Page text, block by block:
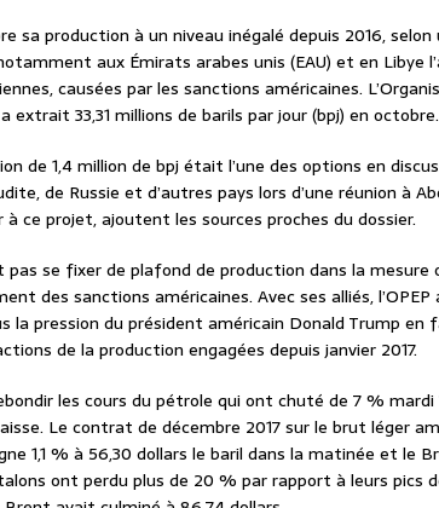
sa production à un niveau inégalé depuis 2016,
aux Émirats arabes unis (EAU) et en Libye
causées par les sanctions américaines.
33,31 millions de barils par jour (bpj) en octobre.
de 1,4 million de bpj était l’une des options en
de Russie et d’autres pays lors d’une réunion à
à ce projet, ajoutent les sources proches du dossier.
pas se fixer de plafond de production dans la mesure
des sanctions américaines. Avec ses alliés, l’OPEP
la pression du président américain Donald Trump en
de la production engagées depuis janvier 2017.
les cours du pétrole qui ont chuté de 7 % mardi
Le contrat de décembre 2017 sur le brut léger
1,1 % à 56,30 dollars le baril dans la matinée et le
ont perdu plus de 20 % par rapport à leurs pics